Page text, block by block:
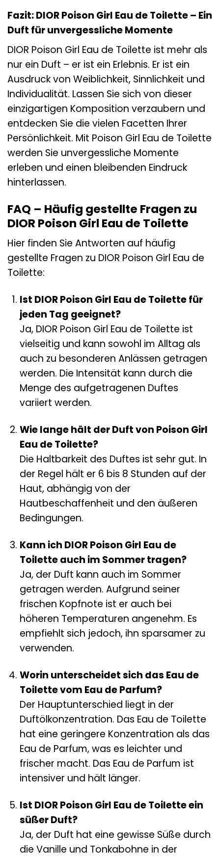
Fazit: DIOR Poison Girl Eau de Toilette – Ein
Duft für unvergessliche Momente
DIOR Poison Girl Eau de Toilette ist mehr als
nur ein Duft – er ist ein Erlebnis. Er ist ein
Ausdruck von Weiblichkeit, Sinnlichkeit und
Individualität. Lassen Sie sich von dieser
einzigartigen Komposition verzaubern und
entdecken Sie die vielen Facetten Ihrer
Persönlichkeit. Mit Poison Girl Eau de Toilette
werden Sie unvergessliche Momente
erleben und einen bleibenden Eindruck
hinterlassen.
FAQ – Häufig gestellte Fragen zu
DIOR Poison Girl Eau de Toilette
Hier finden Sie Antworten auf häufig
gestellte Fragen zu DIOR Poison Girl Eau de
Toilette:
Ist DIOR Poison Girl Eau de Toilette für
jeden Tag geeignet?
Ja, DIOR Poison Girl Eau de Toilette ist
vielseitig und kann sowohl im Alltag als
auch zu besonderen Anlässen getragen
werden. Die Intensität kann durch die
Menge des aufgetragenen Duftes
variiert werden.
Wie lange hält der Duft von Poison Girl
Eau de Toilette?
Die Haltbarkeit des Duftes ist sehr gut. In
der Regel hält er 6 bis 8 Stunden auf der
Haut, abhängig von der
Hautbeschaffenheit und den äußeren
Bedingungen.
Kann ich DIOR Poison Girl Eau de
Toilette auch im Sommer tragen?
Ja, der Duft kann auch im Sommer
getragen werden. Aufgrund seiner
frischen Kopfnote ist er auch bei
höheren Temperaturen angenehm. Es
empfiehlt sich jedoch, ihn sparsamer zu
verwenden.
Worin unterscheidet sich das Eau de
Toilette vom Eau de Parfum?
Der Hauptunterschied liegt in der
Duftölkonzentration. Das Eau de Toilette
hat eine geringere Konzentration als das
Eau de Parfum, was es leichter und
frischer macht. Das Eau de Parfum ist
intensiver und hält länger.
Ist DIOR Poison Girl Eau de Toilette ein
süßer Duft?
Ja, der Duft hat eine gewisse Süße durch
die Vanille und Tonkabohne in der